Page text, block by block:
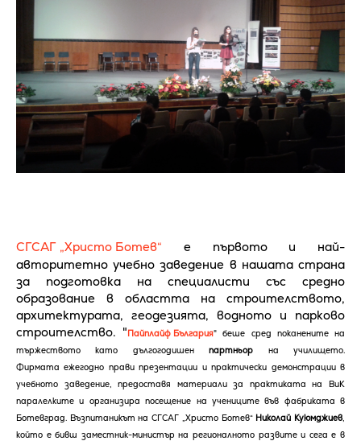
СГСАГ „Христо Ботев“ е първото и най-
авторитетно учебно заведение в нашата страна
за подготовка на специалисти със средно
образование в областта на строителството,
архитектурата, геодезията, водното и парково
строителство. "Пайплайф България" беше сред поканените на
тържеството като дългогодишенпартньор на училището.
Фирмата ежегодно прави презентации и практически демонстрации в
учебното заведение, предоставя материали за практиката на ВиК
паралелките и организира посещение на учениците във фабриката в
Ботевград. Възпитаникът наСГСАГ „Христо Ботев“ Николай Куюмджиев,
който е бивш заместник-министър на регионалното развите и сега е в